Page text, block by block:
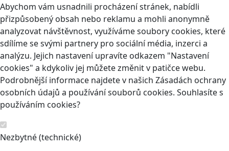
Abychom vám usnadnili procházení stránek, nabídli
přizpůsobený obsah nebo reklamu a mohli anonymně
analyzovat návštěvnost, využíváme soubory cookies, které
sdílíme se svými partnery pro sociální média, inzerci a
analýzu. Jejich nastavení upravíte odkazem "Nastavení
cookies" a kdykoliv jej můžete změnit v patičce webu.
Podrobnější informace najdete v našich Zásadách ochrany
osobních údajů a používání souborů cookies. Souhlasíte s
používáním cookies?
Nezbytné (technické)